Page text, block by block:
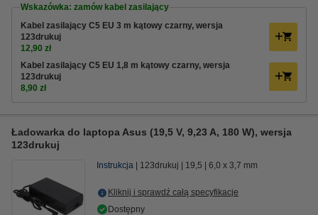
Wskazówka: zamów kabel zasilający
Kabel zasilający C5 EU 3 m kątowy czarny, wersja
123drukuj
12,90 zł
Kabel zasilający C5 EU 1,8 m kątowy czarny, wersja
123drukuj
8,90 zł
Ładowarka do laptopa Asus (19,5 V, 9,23 A, 180 W), wersja
123drukuj
Instrukcja 123drukuj 19,5 6,0 x 3,7 mm
Kliknij i sprawdź całą specyfikacje
Dostępny